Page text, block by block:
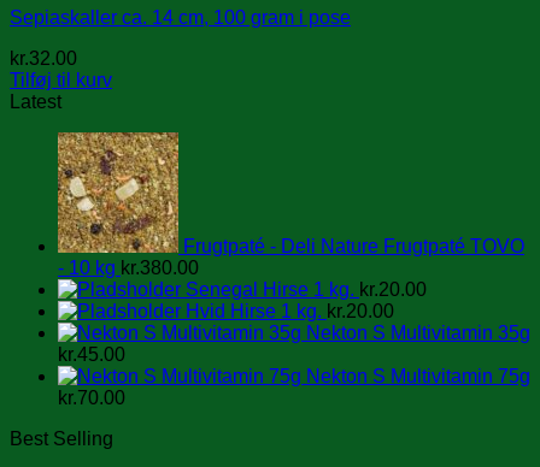
Sepiaskaller ca. 14 cm, 100 gram i pose
kr.32.00
Tilføj til kurv
Latest
Frugtpaté - Deli Nature Frugtpaté TOVO
- 10 kg kr.380.00
Senegal Hirse 1 kg. kr.20.00
Hvid Hirse 1 kg. kr.20.00
Nekton S Multivitamin 35g
kr.45.00
Nekton S Multivitamin 75g
kr.70.00
Best Selling